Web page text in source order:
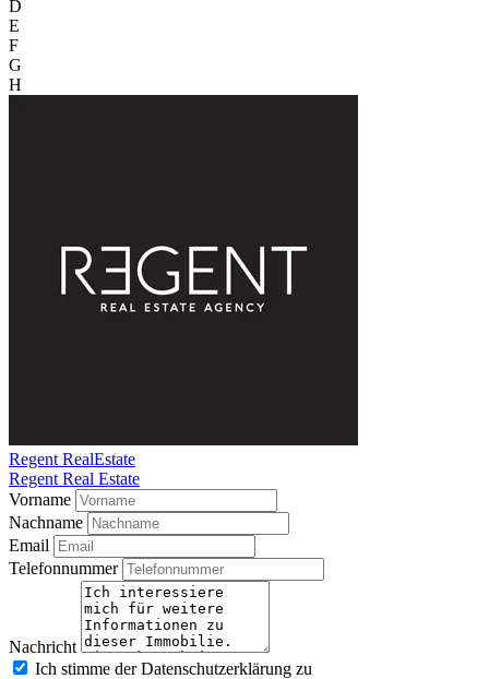
D
E
F
G
H
Regent RealEstate
Regent Real Estate
Vorname
Nachname
Email
Telefonnummer
Nachricht
Ich stimme der Datenschutzerklärung zu